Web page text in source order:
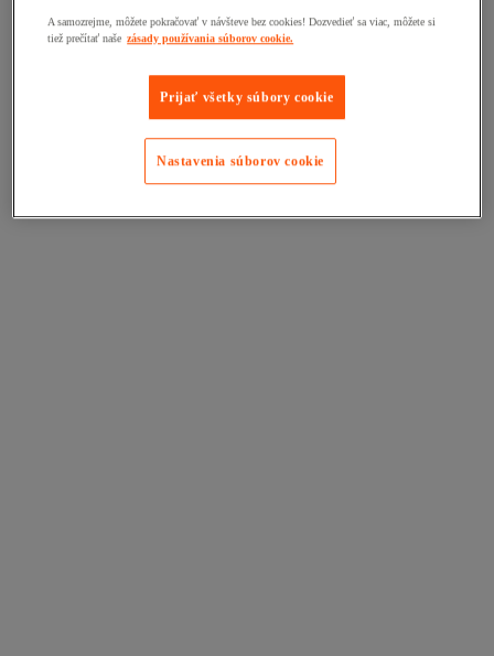
A samozrejme, môžete pokračovať v návšteve bez cookies! Dozvedieť sa viac, môžete si
tiež prečítať naše zásady používania súborov cookie.
Prijať všetky súbory cookie
Nastavenia súborov cookie